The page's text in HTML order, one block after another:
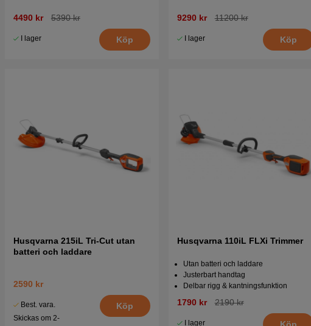
4490 kr 5390 kr
I lager Köp
9290 kr 11200 kr
I lager Köp
Husqvarna 215iL Tri-Cut utan
batteri och laddare
2590 kr
Best. vara.
Skickas om 2-
Köp
Husqvarna 110iL FLXi Trimmer
Utan batteri och laddare
Justerbart handtag
Delbar rigg & kantningsfunktion
1790 kr 2190 kr
I lager